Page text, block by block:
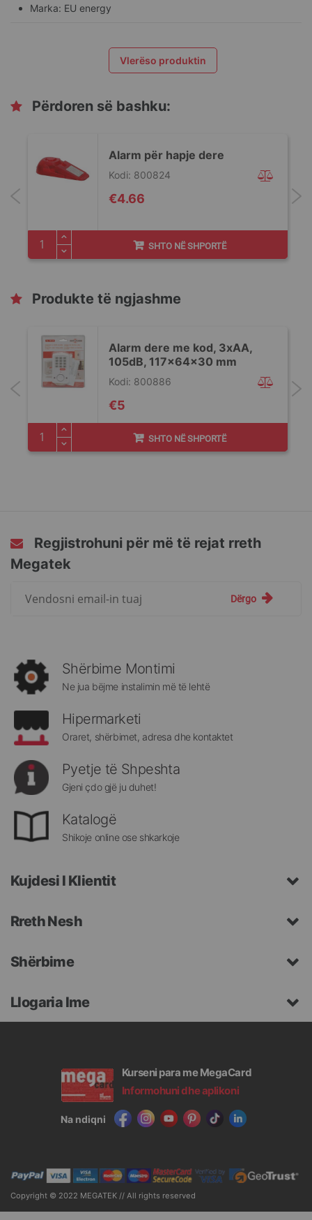
Marka: EU energy
Vlerëso produktin
Përdoren së bashku:
Alarm për hapje dere
€4.66
Kodi: 800824
SHTO NË SHPORTË
Produkte të ngjashme
Alarm dere me kod, 3xAA,
105dB, 117x64x30 mm
€5
Kodi: 800886
SHTO NË SHPORTË
Regjistrohuni për më të rejat rreth
Megatek
rreth
Megatek:
Dërgo
Shërbime Montimi
Ne jua bëjme instalimin më të lehtë
Hipermarketi
Oraret, shërbimet, adresa dhe kontaktet
Pyetje të Shpeshta
Gjeni çdo gjë ju duhet!
Katalogë
Shikoje online ose shkarkoje
Kujdesi I Klientit
Rreth Nesh
Shërbime
Llogaria Ime
Kurseni para me MegaCard
Informohuni dhe aplikoni
Na ndiqni
Copyright © 2022 MEGATEK // All rights reserved